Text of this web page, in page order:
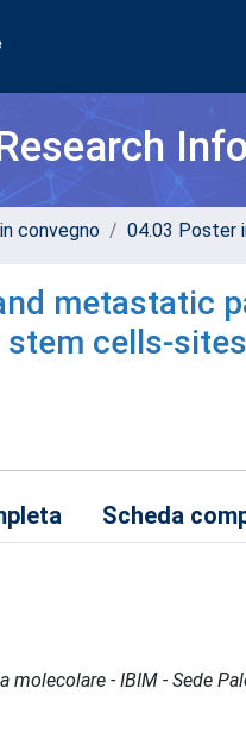
convegno 04.03 Poster
metastatic
stem cells-
Scheda
- IBIM - Sede